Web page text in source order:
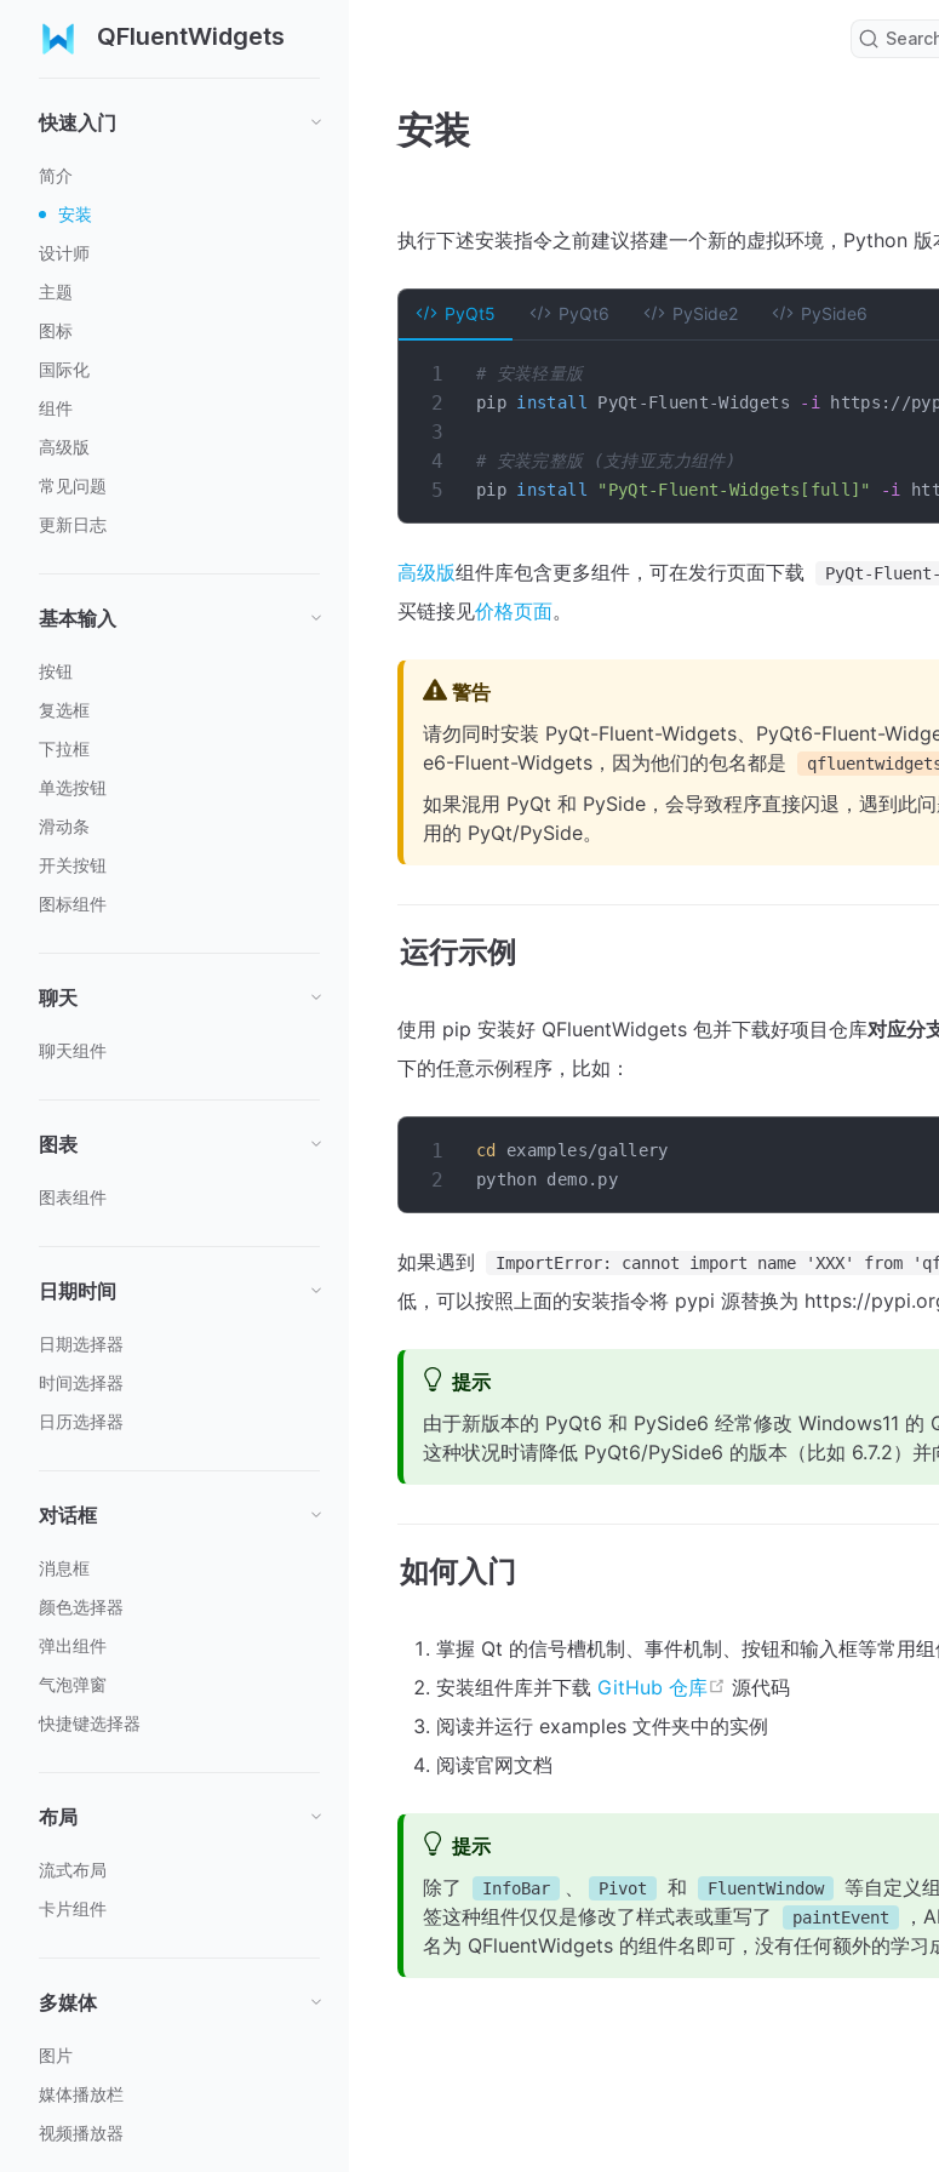
QFluentWidgets
快速入门
简介
安装
设计师
主题
图标
国际化
组件
高级版
常见问题
更新日志
基本输入
按钮
复选框
下拉框
单选按钮
滑动条
开关按钮
图标组件
聊天
聊天组件
图表
图表组件
日期时间
日期选择器
时间选择器
日历选择器
对话框
消息框
颜色选择器
弹出组件
气泡弹窗
快捷键选择器
布局
流式布局
卡片组件
多媒体
图片
媒体播放栏
视频播放器
安装
执行下述安装指令之前建议搭建一个新的虚拟环境，Python 版
PyQt5 PyQt6 PySide2 PySide6
# 安装轻量版
pip install PyQt-Fluent-Widgets -i https://
# 安装完整版 (支持亚克力组件)
pip install "PyQt-Fluent-Widgets[full]" -i
高级版组件库包含更多组件，可在发行页面下载 PyQt-
买链接见价格页面。
警告
请勿同时安装 PyQt-Fluent-Widgets、PyQt6-Fluent-
e6-Fluent-Widgets，因为他们的包名都是
如果混用 PyQt 和 PySide，会导致程序直接闪退，遇到此
用的 PyQt/PySide。
运行示例
使用 pip 安装好 QFluentWidgets 包并下载好项目仓库对应分
下的任意示例程序，比如：
cd
examples/gallery
python demo.py
如果遇到 ImportError: cannot import name 'XXX' from
低，可以按照上面的安装指令将 pypi 源替换为 https://
提示
由于新版本的 PyQt6 和 PySide6 经常修改 Windows11 的
这种状况时请降低 PyQt6/PySide6 的版本（比如 6.7.2）并
如何入门
掌握 Qt 的信号槽机制、事件机制、按钮和输入框等常用
安装组件库并下载 GitHub 仓库 open in new window
源代码
阅读并运行 examples 文件夹中的实例
阅读官网文档
提示
除了
InfoBar 、 Pivot 和 FluentWindow
等自定义
签这种组件仅仅是修改了样式表或重写了
paintEvent
，
名为 QFluentWidgets 的组件名即可，没有任何额外的学习